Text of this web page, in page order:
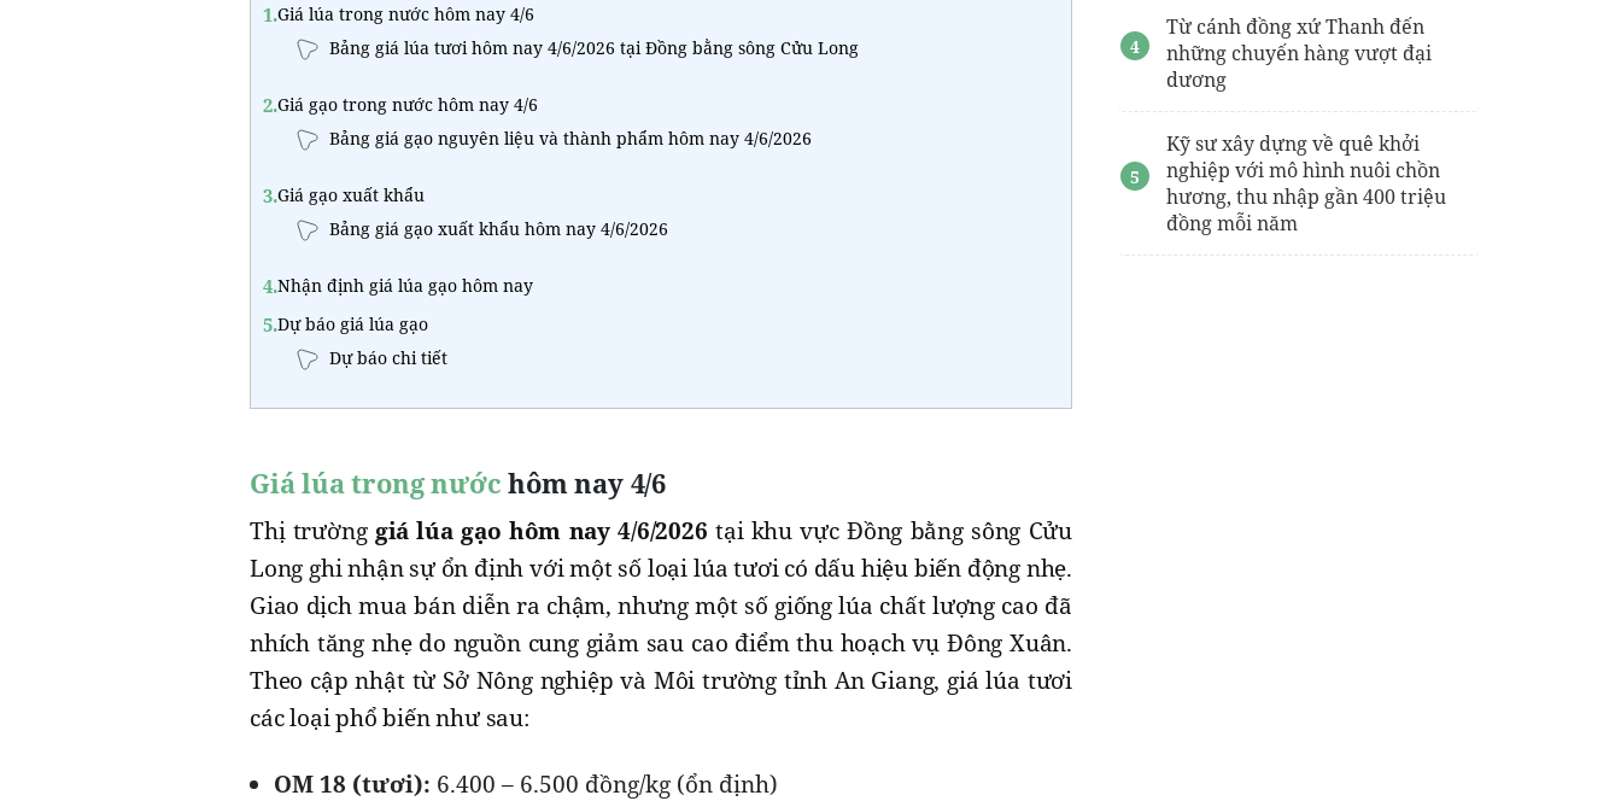
1.Giá lúa trong nước hôm nay 4/6
Bảng giá lúa tươi hôm nay 4/6/2026 tại Đồng bằng sông Cửu Long
2.Giá gạo trong nước hôm nay 4/6
Bảng giá gạo nguyên liệu và thành phẩm hôm nay 4/6/2026
3.Giá gạo xuất khẩu
Bảng giá gạo xuất khẩu hôm nay 4/6/2026
4.Nhận định giá lúa gạo hôm nay
5.Dự báo giá lúa gạo
Dự báo chi tiết
Giá lúa trong nước hôm nay 4/6
Thị trường giá lúa gạo hôm nay 4/6/2026 tại khu vực Đồng bằng sông Cửu
Long ghi nhận sự ổn định với một số loại lúa tươi có dấu hiệu biến động nhẹ.
Giao dịch mua bán diễn ra chậm, nhưng một số giống lúa chất lượng cao đã
nhích tăng nhẹ do nguồn cung giảm sau cao điểm thu hoạch vụ Đông Xuân.
Theo cập nhật từ Sở Nông nghiệp và Môi trường tỉnh An Giang, giá lúa tươi
các loại phổ biến như sau:
OM 18 (tươi): 6.400 – 6.500 đồng/kg (ổn định)
Từ cánh đồng xứ Thanh đến
những chuyến hàng vượt đại
dương
Kỹ sư xây dựng về quê khởi
nghiệp với mô hình nuôi chồn
hương, thu nhập gần 400 triệu
đồng mỗi năm